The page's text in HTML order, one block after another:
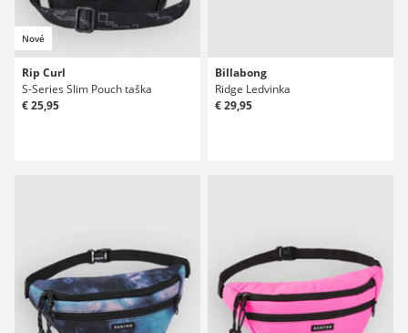
Nové
Rip Curl
S-Series Slim Pouch taška
€ 25,95
Billabong
Ridge Ledvinka
€ 29,95